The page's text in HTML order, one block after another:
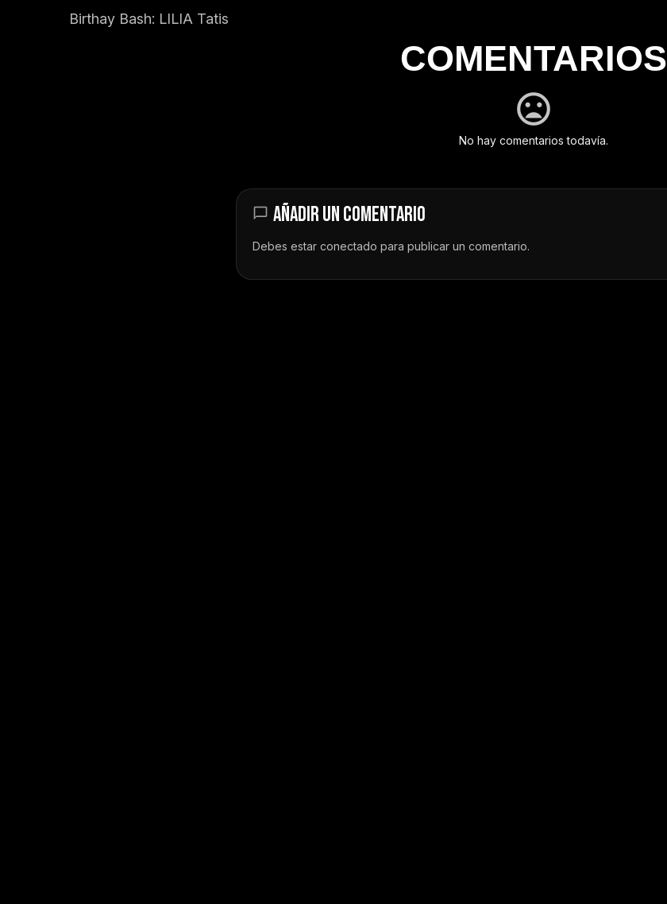
Birthay Bash: LILIA Tatis
COMENTARIOS
No hay comentarios todavía.
AÑADIR UN COMENTARIO
Debes estar conectado para publicar un comentario.